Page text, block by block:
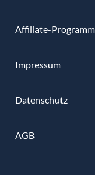
Affiliate-Programm
Impressum
Datenschutz
AGB